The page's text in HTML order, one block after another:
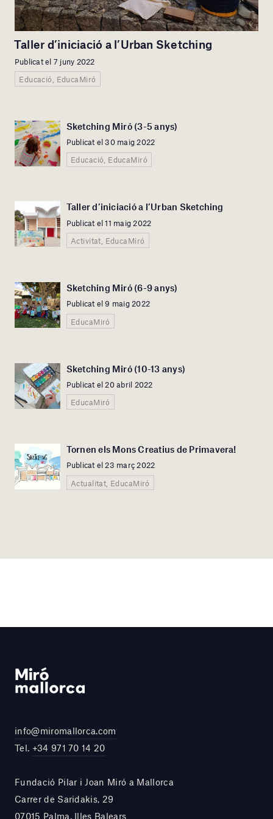
Taller d’iniciació a l’Urban Sketching
Publicat el 7 juny 2022
Educació, EducaMiró
Sketching Miró (3-5 anys)
Publicat el 30 maig 2022
Educació, EducaMiró
Taller d’iniciació a l’Urban Sketching
Publicat el 11 maig 2022
Activitat, EducaMiró
Sketching Miró (6-9 anys)
Publicat el 9 maig 2022
EducaMiró
Sketching Miró (10-13 anys)
Publicat el 20 abril 2022
EducaMiró
Tornen els Mons Creatius de Primavera!
Publicat el 23 març 2022
Actualitat, EducaMiró
info@miromallorca.com
Tel. +34 971 70 14 20
Fundació Pilar i Joan Miró a Mallorca
Carrer de Saridakis, 29
07015 Palma, Illes Balears